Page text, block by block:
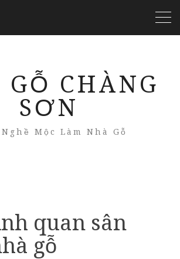
CHÀNG
SƠN
Mộc Làm Nhà Gỗ
quan sân
gỗ